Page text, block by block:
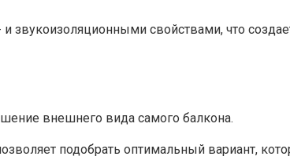
свойствами, что
внешнего вида самого балкона.​
подобрать оптимальный вариант,